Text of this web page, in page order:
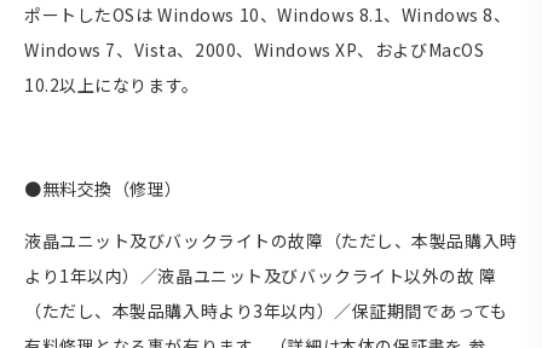
ポートしたOSは Windows 10、Windows 8.1、Windows 8、
Windows 7、Vista、2000、Windows XP、およびMacOS
10.2以上になります。
●無料交換（修理）
液晶ユニット及びバックライトの故障（ただし、本製品購入時
より1年以内）／液晶ユニット及びバックライト以外の故 障
（ただし、本製品購入時より3年以内）／保証期間であっても